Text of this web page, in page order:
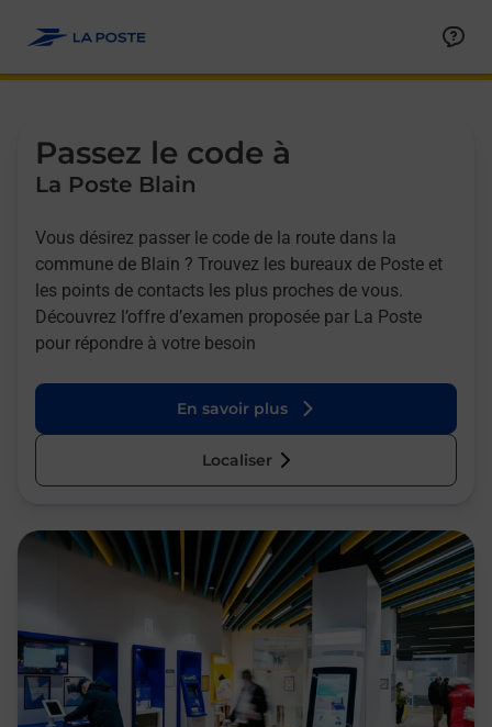
Passez le code à
La Poste Blain
Vous désirez passer le code de la route dans la
commune de Blain ? Trouvez les bureaux de Poste et
les points de contacts les plus proches de vous.
Découvrez l’offre d’examen proposée par La Poste
pour répondre à votre besoin
En savoir plus
Localiser